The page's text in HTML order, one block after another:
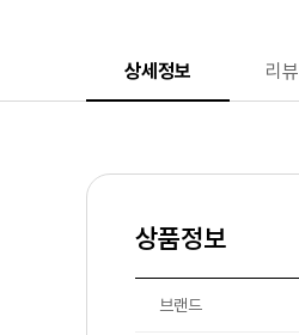
상세정보 리뷰
상품정보
브랜드